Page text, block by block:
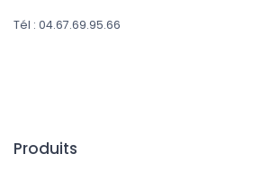
Tél : 04.67.69.95.66
Produits